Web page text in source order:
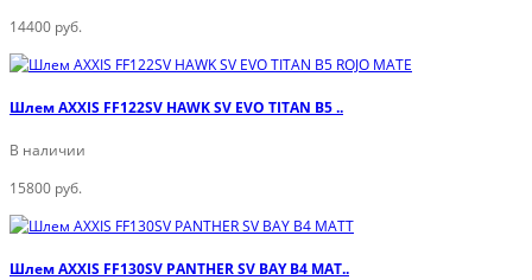
14400 руб.
Шлем AXXIS FF122SV HAWK SV EVO TITAN B5 ..
В наличии
15800 руб.
Шлем AXXIS FF130SV PANTHER SV BAY B4 MAT..